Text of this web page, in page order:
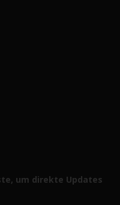
um direkte Updates